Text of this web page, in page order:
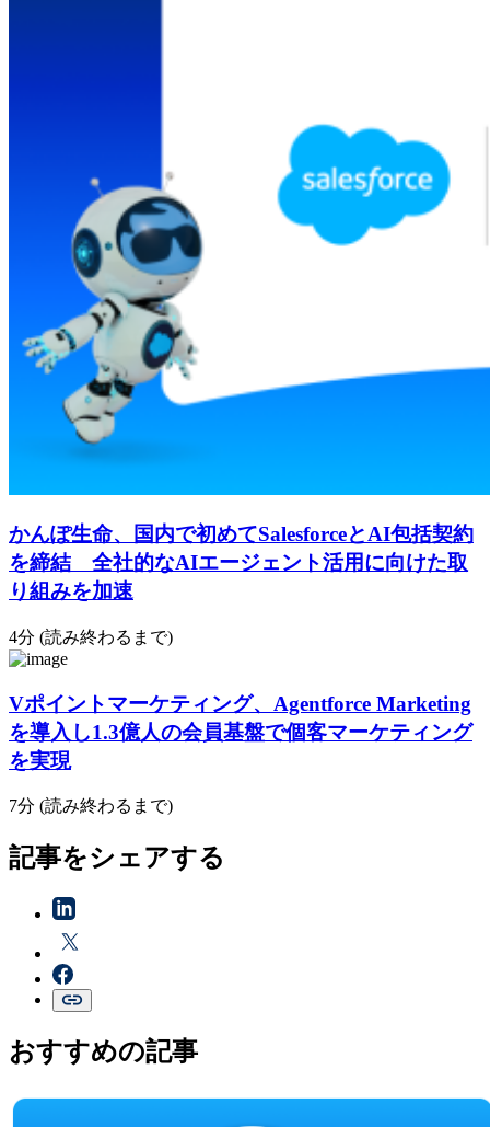
かんぽ生命、国内で初めてSalesforceとAI包括契約
を締結 全社的なAIエージェント活用に向けた取
り組みを加速
4分 (読み終わるまで)
Vポイントマーケティング、Agentforce Marketing
を導入し1.3億人の会員基盤で個客マーケティング
を実現
7分 (読み終わるまで)
記事をシェアする
おすすめの記事